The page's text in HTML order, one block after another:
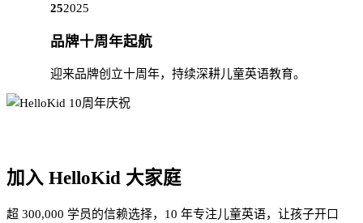
252025
品牌十周年起航
迎来品牌创立十周年，持续深耕儿童英语教育。
加入 HelloKid 大家庭
超 300,000 学员的信赖选择，10 年专注儿童英语，让孩子开口